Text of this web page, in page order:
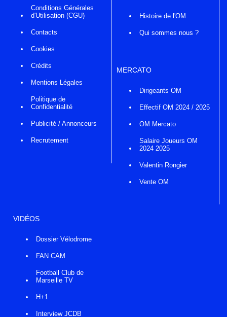
Conditions Générales
d'Utilisation (CGU)
Contacts
Cookies
Crédits
Mentions Légales
Politique de
Confidentialité
Publicité / Annonceurs
Recrutement
Histoire de l'OM
Qui sommes nous ?
MERCATO
Dirigeants OM
Effectif OM 2024 / 2025
OM Mercato
Salaire Joueurs OM
2024 2025
Valentin Rongier
Vente OM
VIDÉOS
Dossier Vélodrome
FAN CAM
Football Club de
Marseille TV
H+1
Interview JCDB